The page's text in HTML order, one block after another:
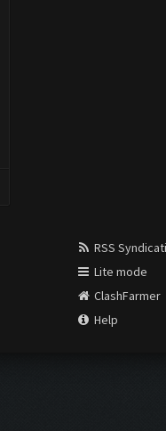
RSS
Lite mode
ClashFarmer
Help